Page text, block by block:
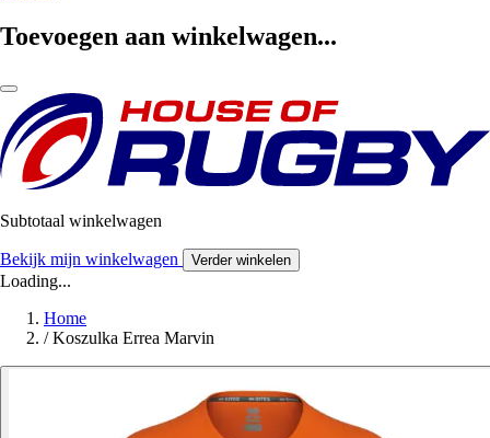
Toevoegen aan winkelwagen...
Subtotaal winkelwagen
Bekijk mijn winkelwagen Verder winkelen
Loading...
Home
/ Koszulka Errea Marvin